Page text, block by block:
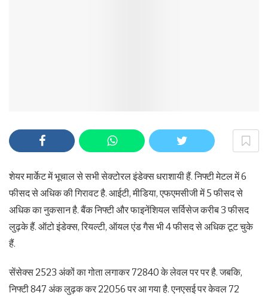
शेयर मार्केट में भूचाल से सभी सेक्टोरल इंडेक्स धराशायी हैं. निफ्टी मेटल में 6
फीसद से अधिक की गिरावट है. आईटी, मीडिया, एफएमसीजी में 5 फीसद से
अधिक का नुकसान है. बैंक निफ्टी और फाइनेंशियल सर्विसेज करीब 3 फीसद
लुढ़के हैं. ऑटो इंडेक्स, रियल्टी, ऑयल एंड गैस भी 4 फीसद से अधिक टूट चुके
हैं.
सेंसेक्स 2523 अंकों का गोता लगाकर 72840 के लेवल पर पर है. जबकि,
निफ्टी 847 अंक लुढ़क कर 22056 पर आ गया है. एनएसई पर केवल 72